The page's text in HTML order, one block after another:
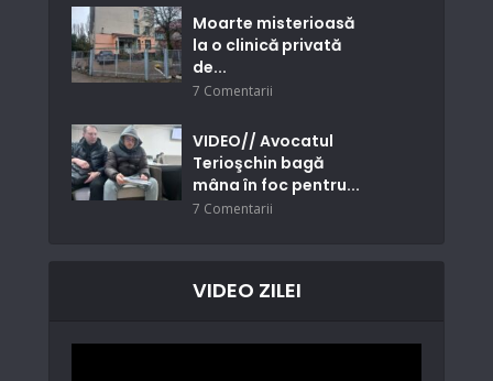
Moarte misterioasă
la o clinică privată
de...
7 Comentarii
VIDEO// Avocatul
Terioşchin bagă
mâna în foc pentru...
7 Comentarii
VIDEO ZILEI